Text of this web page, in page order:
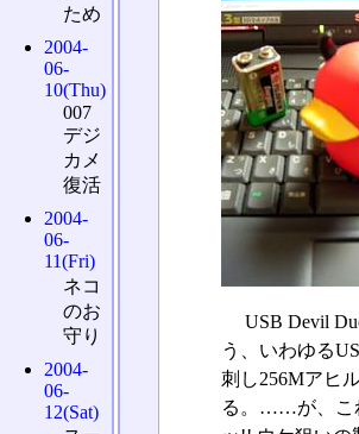
USB Devil
う、いわゆる
刺し256Mアヒ
る。……が、こ
ため
2004-
06-
10(Thu)
007
デジ
カメ
復活
2004-
06-
11(Fri)
ネコ
のお
守り
2004-
06-
12(Sat)